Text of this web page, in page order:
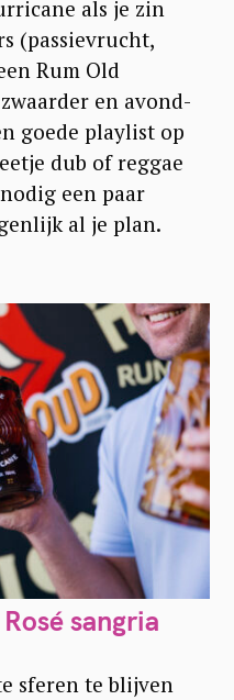
als je zin
(passievrucht,
Rum Old
en avond-
goede playlist op
dub of reggae
een paar
al je plan.
sangria
sferen te blijven